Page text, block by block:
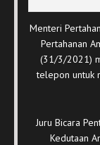
Menteri
Pertahanan
(31/3/2021)
telepon untuk
Juru Bicara
Kedutaan